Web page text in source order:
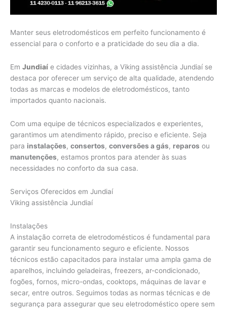
Manter seus eletrodomésticos em perfeito funcionamento é
essencial para o conforto e a praticidade do seu dia a dia.
Em Jundiaí e cidades vizinhas, a Viking assistência Jundiaí se
destaca por oferecer um serviço de alta qualidade, atendendo
todas as marcas e modelos de eletrodomésticos, tanto
importados quanto nacionais.
Com uma equipe de técnicos especializados e experientes,
garantimos um atendimento rápido, preciso e eficiente. Seja
para instalações, consertos, conversões a gás, reparos ou
manutenções, estamos prontos para atender às suas
necessidades no conforto da sua casa.
Serviços Oferecidos em Jundiaí
Viking assistência Jundiaí
Instalações
A instalação correta de eletrodomésticos é fundamental para
garantir seu funcionamento seguro e eficiente. Nossos
técnicos estão capacitados para instalar uma ampla gama de
aparelhos, incluindo geladeiras, freezers, ar-condicionado,
fogões, fornos, micro-ondas, cooktops, máquinas de lavar e
secar, entre outros. Seguimos todas as normas técnicas e de
segurança para assegurar que seu eletrodoméstico opere sem